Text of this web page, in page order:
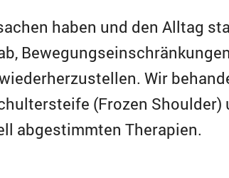
haben und den Alltag
Wir
(Frozen Shoulder)
abgestimmten Therapien.